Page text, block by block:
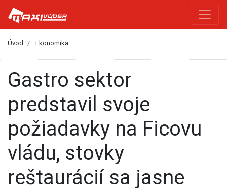
Úvod Ekonomika
Gastro sektor
predstavil svoje
požiadavky na Ficovu
vládu, stovky
reštaurácií sa jasne